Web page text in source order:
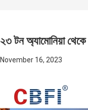
২৩ টন অ্যামোনিয়া
November 16, 2023